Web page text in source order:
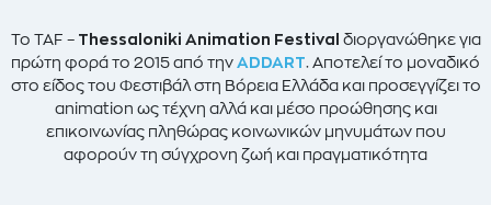
Το TAF – Thessaloniki Animation Festival διοργανώθηκε για
πρώτη φορά το 2015 από την ADDART. Αποτελεί το μοναδικό
στο είδος του Φεστιβάλ στη Βόρεια Ελλάδα και προσεγγίζει το
animation ως τέχνη αλλά και μέσο προώθησης και
επικοινωνίας πληθώρας κοινωνικών μηνυμάτων που
αφορούν τη σύγχρονη ζωή και πραγματικότητα